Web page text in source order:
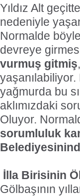
Yıldız Alt
nedeniyle
Normalde
devreye
vurmuş gitmiş
yağmurda bu
aklımızdaki
Oluyor.
sorumluluk
İlla Birisinin
Gölbaşının